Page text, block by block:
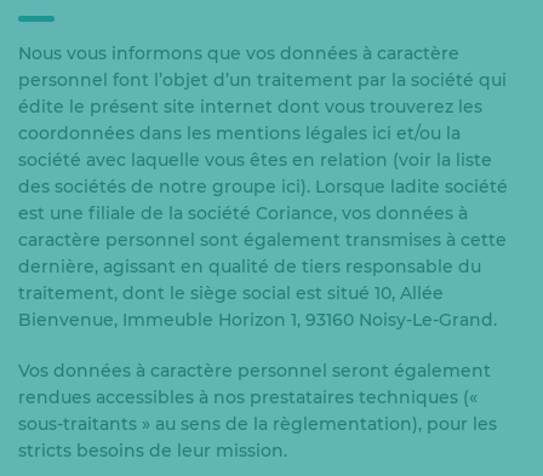
Nous vous informons que vos données à caractère
personnel font l’objet d’un traitement par la société qui
édite le présent site internet dont vous trouverez les
coordonnées dans les mentions légales ici et/ou la
société avec laquelle vous êtes en relation (voir la liste
des sociétés de notre groupe ici). Lorsque ladite société
est une filiale de la société Coriance, vos données à
caractère personnel sont également transmises à cette
dernière, agissant en qualité de tiers responsable du
traitement, dont le siège social est situé 10, Allée
Bienvenue, Immeuble Horizon 1, 93160 Noisy-Le-Grand.
Vos données à caractère personnel seront également
rendues accessibles à nos prestataires techniques («
sous-traitants » au sens de la règlementation), pour les
stricts besoins de leur mission.